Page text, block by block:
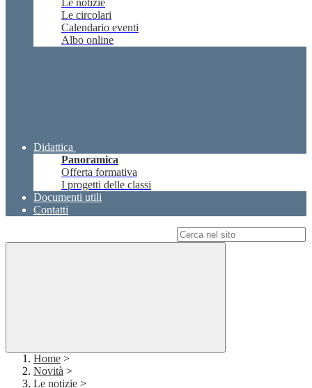
Le notizie
Le circolari
Calendario eventi
Albo online
Didattica
Panoramica
Offerta formativa
I progetti delle classi
Documenti utili
Contatti
Home >
Novità >
Le notizie >